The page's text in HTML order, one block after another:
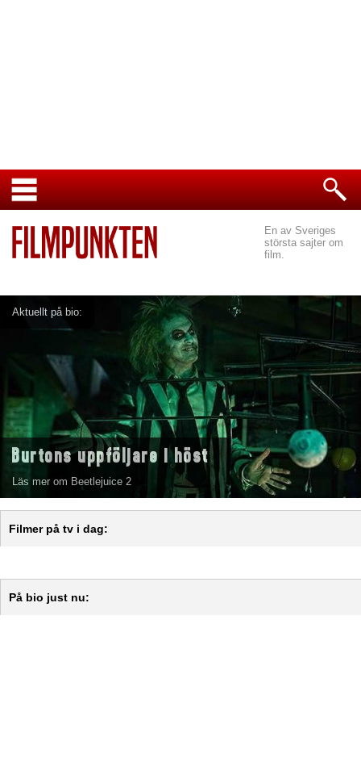
En av Sveriges
största sajter om
film.
Aktuellt på bio:
Burtons uppföljare i höst
Läs mer om Beetlejuice 2
Filmer på tv i dag:
På bio just nu: